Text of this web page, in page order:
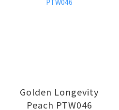
Golden Longevity
Peach PTW046